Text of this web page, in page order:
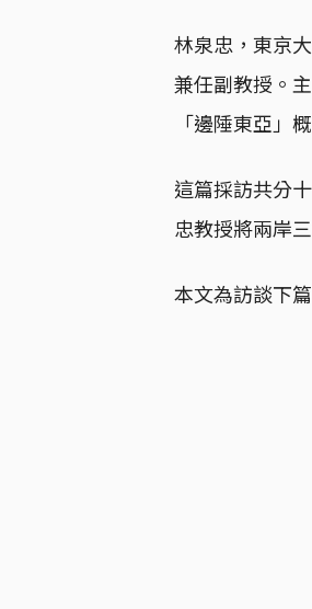
林泉忠，東京
兼任副教授。
「邊陲東亞」
這篇採訪共分
忠教授將兩岸
本文為訪談下篇